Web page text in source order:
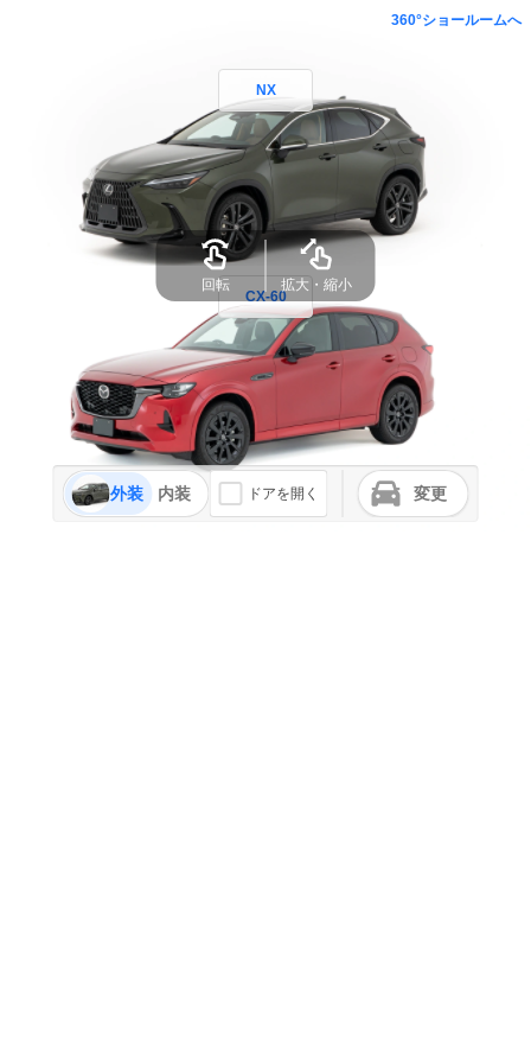
360°ショールームへ
NX
CX-60
外装 内装 ドアを開く 変更
回転 拡大・縮小